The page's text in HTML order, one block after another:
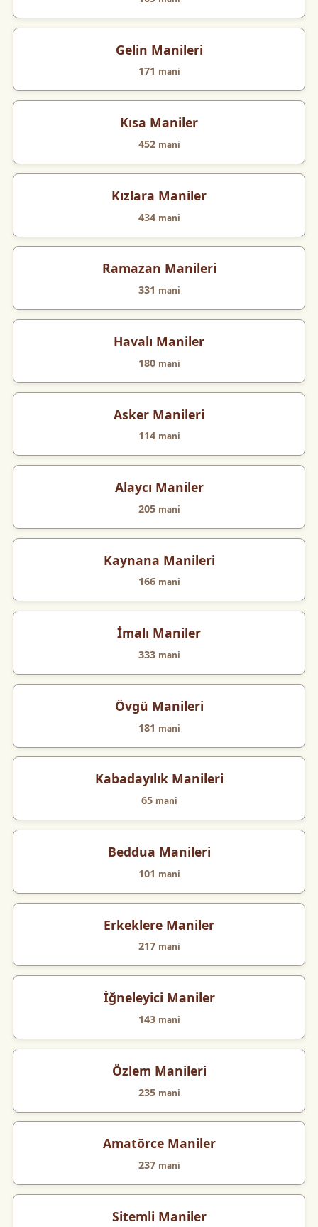
Gelin Manileri
171 mani
Kısa Maniler
452 mani
Kızlara Maniler
434 mani
Ramazan Manileri
331 mani
Havalı Maniler
180 mani
Asker Manileri
114 mani
Alaycı Maniler
205 mani
Kaynana Manileri
166 mani
İmalı Maniler
333 mani
Övgü Manileri
181 mani
Kabadayılık Manileri
65 mani
Beddua Manileri
101 mani
Erkeklere Maniler
217 mani
İğneleyici Maniler
143 mani
Özlem Manileri
235 mani
Amatörce Maniler
237 mani
Sitemli Maniler